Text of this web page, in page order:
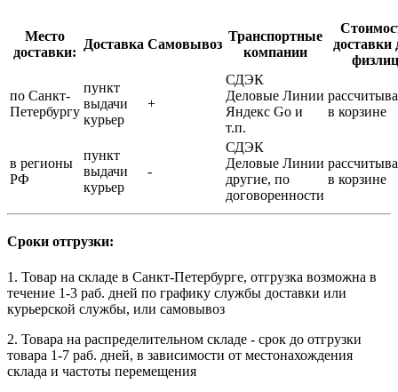
Место
доставки:
Доставка Самовывоз
Транспортные
компании
доставки
физлиц
по Санкт-
Петербургу
пункт
выдачи
курьер
+
СДЭК
Деловые Линии
Яндекс Go и
т.п.
в корзине
в регионы
РФ
пункт
выдачи
курьер
-
СДЭК
Деловые Линии
другие, по
договоренности
в корзине
Сроки отгрузки:
1. Товар на складе в Санкт-Петербурге, отгрузка возможна в
течение 1-3 раб. дней по графику службы доставки или
курьерской службы, или самовывоз
2. Товара на распределительном складе - срок до отгрузки
товара 1-7 раб. дней, в зависимости от местонахождения
склада и частоты перемещения